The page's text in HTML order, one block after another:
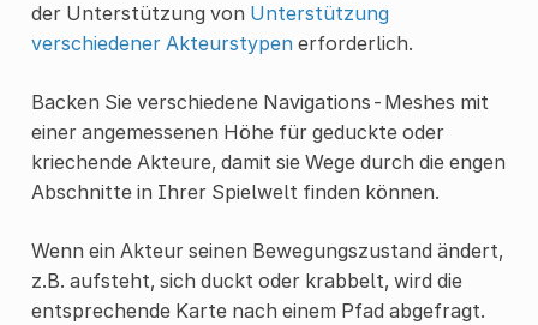
der Unterstützung von Unterstützung
verschiedener Akteurstypenerforderlich.
Backen Sie verschiedene Navigations-Meshes mit
einer angemessenen Höhe für geduckte oder
kriechende Akteure, damit sie Wege durch die engen
Abschnitte in Ihrer Spielwelt finden können.
Wenn ein Akteur seinen Bewegungszustand ändert,
z.B. aufsteht, sich duckt oder krabbelt, wird die
entsprechende Karte nach einem Pfad abgefragt.